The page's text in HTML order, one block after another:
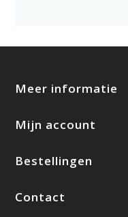
Meer informatie
Mijn account
Bestellingen
Contact